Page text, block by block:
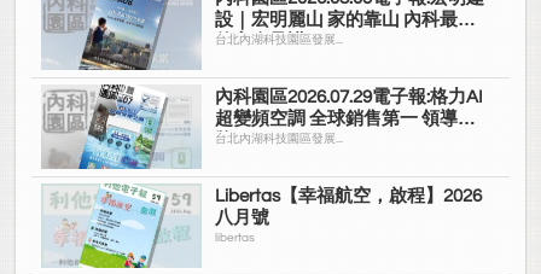
設｜宏明麗山 家的靠山 內科最高
的安全承諾
台北內湖科技園區發展...
內科園區2026.07.29電子報:格力AI
超變頻空調 全球銷售第一 領導品
牌
台北內湖科技園區發展...
Libertas【幸福航空，啟程】2026
八月號
libertas